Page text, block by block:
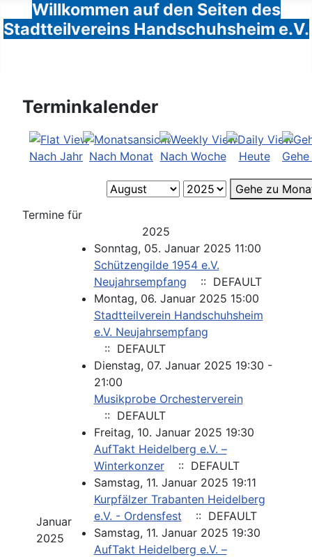
Willkommen auf den Seiten des
Stadtteilvereins Handschuhsheim e.V.
Terminkalender
Nach Jahr Nach Monat Nach Woche Heute
Gehe zu
Termine für
2025
Januar
2025
Sonntag, 05. Januar 2025 11:00
Schützengilde 1954 e.V.
Neujahrsempfang
:: DEFAULT
Montag, 06. Januar 2025 15:00
Stadtteilverein Handschuhsheim
e.V. Neujahrsempfang
:: DEFAULT
Dienstag, 07. Januar 2025 19:30 -
21:00
Musikprobe Orchesterverein
:: DEFAULT
Freitag, 10. Januar 2025 19:30
AufTakt Heidelberg e.V. –
Winterkonzer
:: DEFAULT
Samstag, 11. Januar 2025 19:11
Kurpfälzer Trabanten Heidelberg
e.V. - Ordensfest
:: DEFAULT
Samstag, 11. Januar 2025 19:30
AufTakt Heidelberg e.V. –